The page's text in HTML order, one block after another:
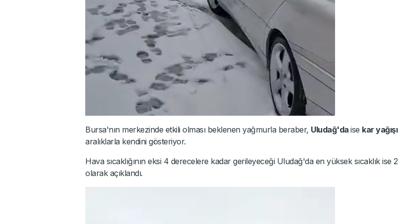
Bursa'nın merkezinde etkili olması beklenen yağmurla beraber, Uludağ'da ise kar yağışı
aralıklarla kendini gösteriyor.
Hava sıcaklığının eksi 4 derecelere kadar gerileyeceği Uludağ'da en yüksek sıcaklık ise 2
olarak açıklandı.